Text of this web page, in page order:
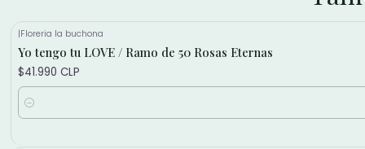
|Floreria la buchona
Yo tengo tu LOVE / Ramo de 50 Rosas Eternas
$41.990 CLP
Cantidad